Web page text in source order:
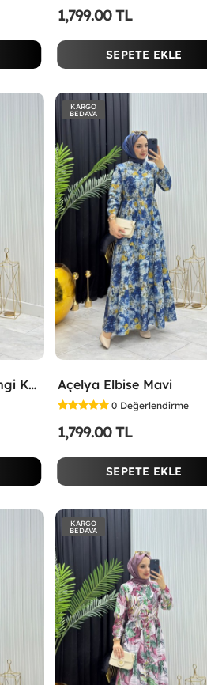
1,799.00 TL
SEPETE EKLE
Selen Elbise Kahverengi Kahverengi
KARGO
BEDAVA
Açelya Elbise Mavi
0 Değerlendirme
1,799.00 TL
SEPETE EKLE
KARGO
BEDAVA